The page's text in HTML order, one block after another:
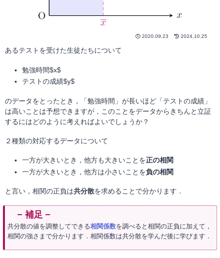
2020.09.23 2024.10.25
あるテストを受けた生徒たちについて
勉強時間$x$
テストの成績$y$
のデータをとったとき，「勉強時間」が長いほど「テストの成績」
は高いことは予想できますが，このことをデータからきちんと立証
するにはどのように考えればよいでしょうか？
２種類の対応するデータについて
一方が大きいとき，他方も大きいことを正の相関
一方が大きいとき，他方は小さいことを負の相関
と言い，相関の正負は共分散を求めることで分かります．
共分散の値を調整してできる相関係数を調べると相関の正負に加えて，
相関の強さまで分かります．相関係数は共分散を学んだ後に学びます．